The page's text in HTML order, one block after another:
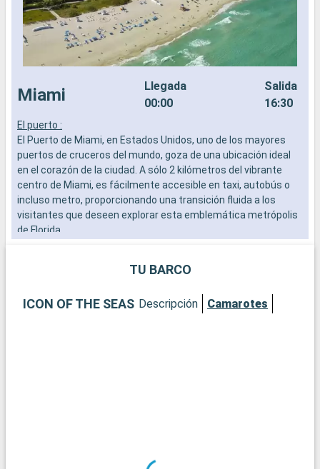
Miami
Llegada
00:00
Salida
16:30
El puerto :
El Puerto de Miami, en Estados Unidos, uno de los mayores
puertos de cruceros del mundo, goza de una ubicación ideal
en el corazón de la ciudad. A sólo 2 kilómetros del vibrante
centro de Miami, es fácilmente accesible en taxi, autobús o
incluso metro, proporcionando una transición fluida a los
visitantes que deseen explorar esta emblemática metrópolis
de Florida.
Miami es una exuberante mezcla de cultura, arte y playas.
famosos murales y galerías de arte vanguardista. El histórico
TU BARCO
ICON OF THE SEAS Descripción Camarotes